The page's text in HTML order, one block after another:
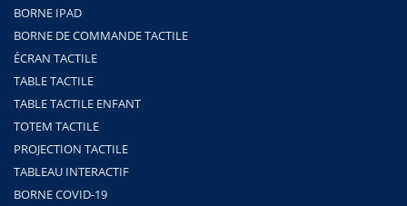
BORNE IPAD
BORNE DE COMMANDE TACTILE
ÉCRAN TACTILE
TABLE TACTILE
TABLE TACTILE ENFANT
TOTEM TACTILE
PROJECTION TACTILE
TABLEAU INTERACTIF
BORNE COVID-19